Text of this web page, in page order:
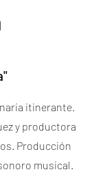
itinerante.
y productora
Producción
musical.